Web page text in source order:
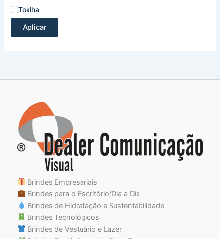
Toalha
Aplicar
Brindes Empresariais
Brindes para o Escritório/Dia a Dia
Brindes de Hidratação e Sustentabilidade
Brindes Tecnológicos
Brindes de Vestuário e Lazer